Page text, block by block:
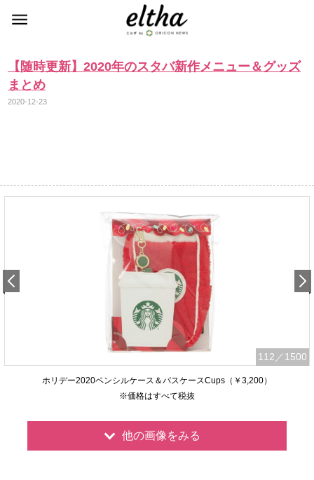
【随時更新】2020年のスタバ新作メニュー＆グッズ
まとめ
2020-12-23
112 ／1500
ホリデー2020ペンシルケース＆パスケースCups（￥3,200）
※価格はすべて税抜
他の画像をみる